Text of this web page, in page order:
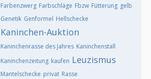
Farbenzwerg Farbschläge Fbzw Fütterung gelb
Genetik Genformel Hellschecke
Kaninchen-Auktion
Kaninchenrasse des Jahres Kaninchenstall
Kaninchenzeitung kaufen Leuzismus
Mantelschecke privat Rasse